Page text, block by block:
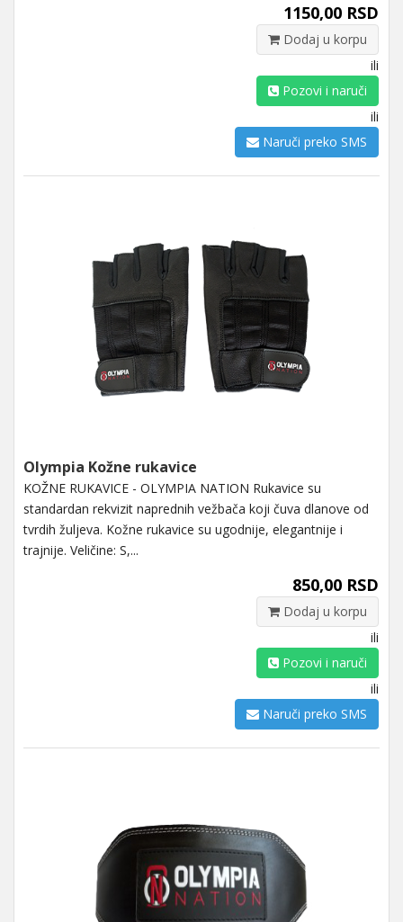
1150,00 RSD
Dodaj u korpu
ili
Pozovi i naruči
ili
Naruči preko SMS
Olympia Kožne rukavice
KOŽNE RUKAVICE - OLYMPIA NATION Rukavice su
standardan rekvizit naprednih vežbača koji čuva dlanove od
tvrdih žuljeva. Kožne rukavice su ugodnije, elegantnije i
trajnije. Veličine: S,...
850,00 RSD
Dodaj u korpu
ili
Pozovi i naruči
ili
Naruči preko SMS